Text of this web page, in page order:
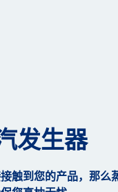
发生器
触到您的产品，那